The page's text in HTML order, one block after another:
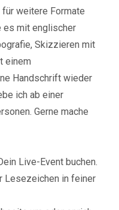
für weitere Formate
es mit englischer
Skizzieren mit
einem
Handschrift wieder
ich ab einer
Gerne mache
Live-Event buchen.
Lesezeichen in feiner